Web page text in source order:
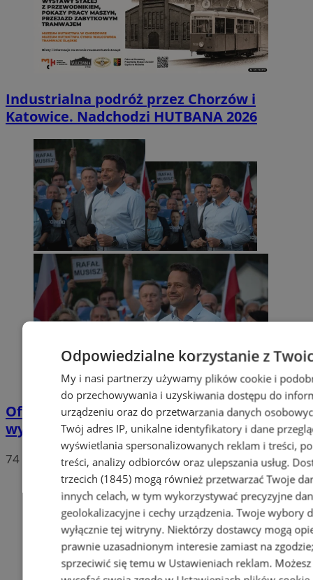
Industrialna podróż przez Chorzów i
Katowice. Nadchodzi HUTBANA 2026
Oficjalne wyniki wyborów: W Chorzowie
wygrywa Rafał Trzaskowski!
74
Odpowiedzialne korzystanie z
My i nasi partnerzy używamy plików cookie i
do przechowywania i uzyskiwania dostępu do
urządzeniu oraz do przetwarzania danych
Twój adres IP, unikalne identyfikatory i dane
wyświetlania spersonalizowanych reklam i treści,
treści, analizy odbiorców oraz ulepszania usług.
trzecich (1845) mogą również przetwarzać Twoje
innych celach, w tym wykorzystywać precyzyjne
geolokalizacyjne i cechy urządzenia. Twoje wybory
wyłącznie tej witryny. Niektórzy dostawcy mogą
prawnie uzasadnionym interesie zamiast na
sprzeciwić się temu w Ustawieniach reklam.